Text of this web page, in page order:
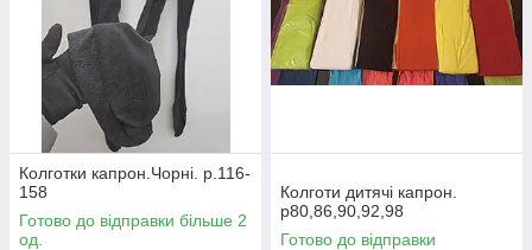
Колготки капрон.Чорні. р.116-
158
Готово до відправки більше 2
од.
Колготи дитячі капрон.
р80,86,90,92,98
Готово до відправки